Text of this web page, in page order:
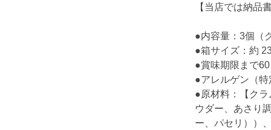
【当店では納品
●内容量：3個（
●箱サイズ：約
●賞味期限まで
●アレルゲン（
●原材料：【ク
ウダー、あさり
ー、パセリ））